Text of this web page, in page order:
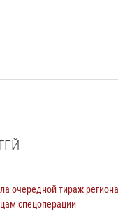
очередной тираж
спецоперации